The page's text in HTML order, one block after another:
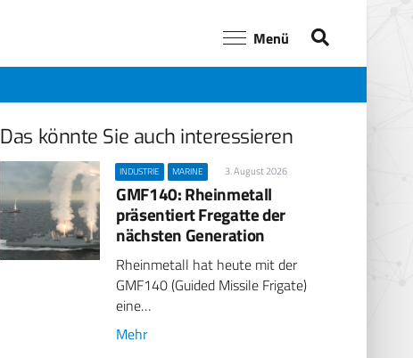
Menü
Das könnte Sie auch interessieren
INDUSTRIE MARINE 3. August 2026
GMF140: Rheinmetall
präsentiert Fregatte der
nächsten Generation
Rheinmetall hat heute mit der
GMF140 (Guided Missile Frigate)
eine…
Mehr